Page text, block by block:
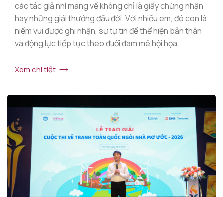
các tác giả nhí mang về không chỉ là giấy chứng nhận
hay những giải thưởng đầu đời. Với nhiều em, đó còn là
niềm vui được ghi nhận, sự tự tin để thể hiện bản thân
và động lực tiếp tục theo đuổi đam mê hội họa.
Xem chi tiết